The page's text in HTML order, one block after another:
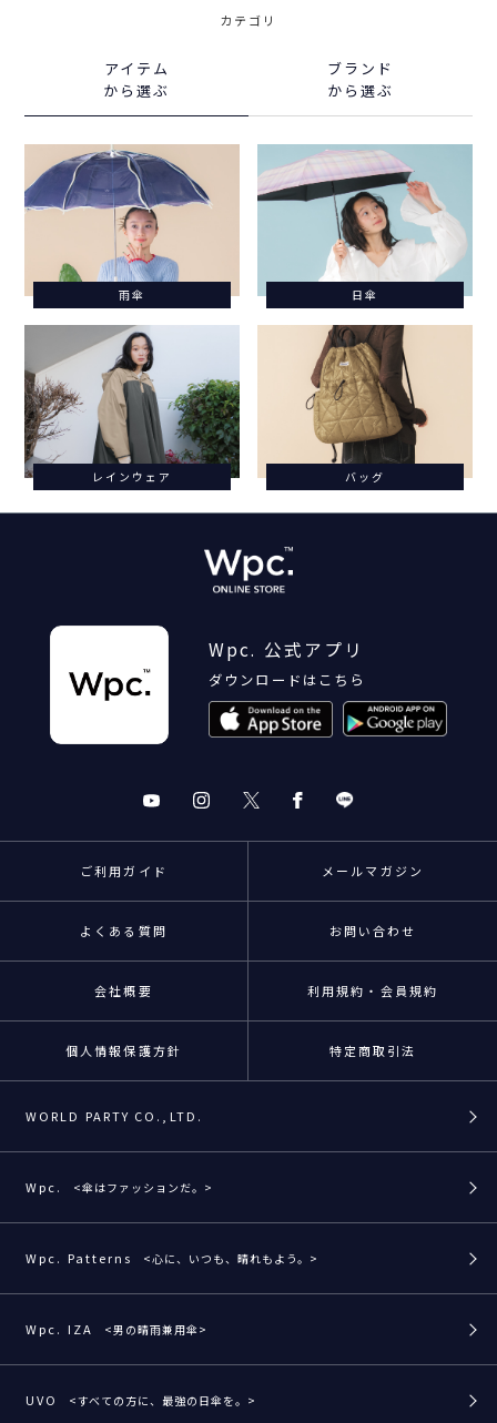
カテゴリ
アイテム
から選ぶ
ブランド
から選ぶ
雨傘 日傘
レインウェア バッグ
Wpc. 公式アプリ
ダウンロードはこちら
ご利用ガイド メールマガジン
よくある質問 お問い合わせ
会社概要 利用規約・会員規約
個人情報保護方針 特定商取引法
WORLD PARTY CO.,LTD.
Wpc. <傘はファッションだ。>
Wpc. Patterns <心に、いつも、晴れもよう。>
Wpc. IZA <男の晴雨兼用傘>
UVO <すべての方に、最強の日傘を。>